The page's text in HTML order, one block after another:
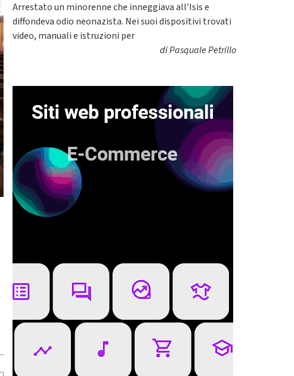
Arrestato un minorenne che inneggiava all’Isis e
diffondeva odio neonazista. Nei suoi dispositivi trovati
video, manuali e istruzioni per
diPasquale Petrillo